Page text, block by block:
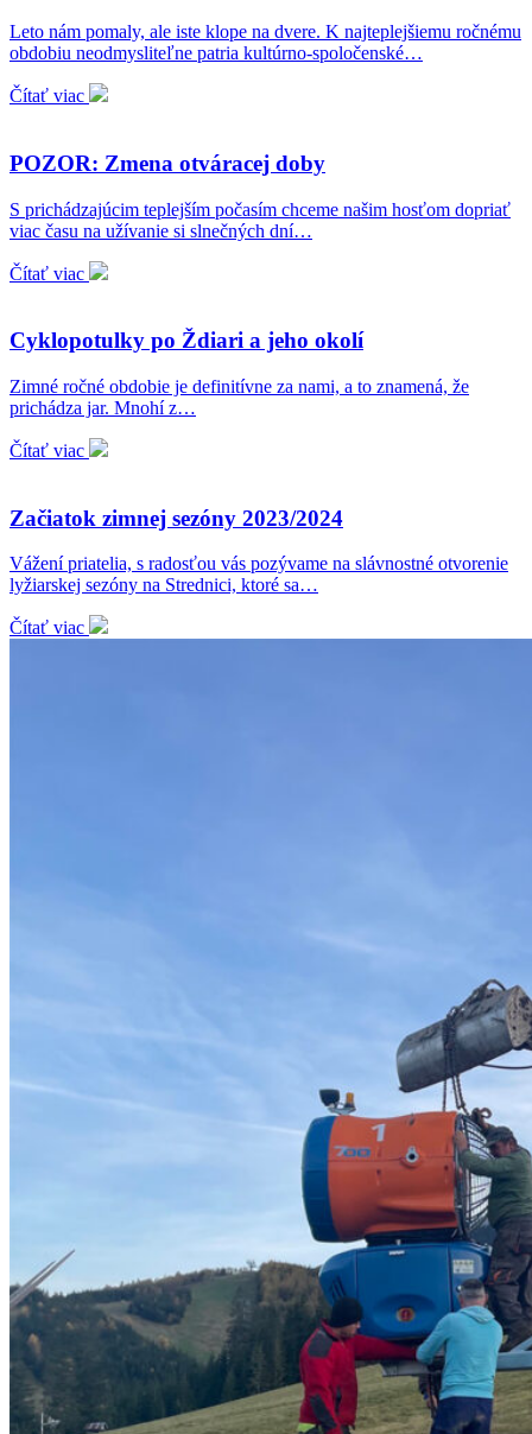
Leto nám pomaly, ale iste klope na dvere. K najteplejšiemu ročnému
obdobiu neodmysliteľne patria kultúrno-spoločenské…
Čítať viac
POZOR: Zmena otváracej doby
S prichádzajúcim teplejším počasím chceme našim hosťom dopriať
viac času na užívanie si slnečných dní…
Čítať viac
Cyklopotulky po Ždiari a jeho okolí
Zimné ročné obdobie je definitívne za nami, a to znamená, že
prichádza jar. Mnohí z…
Čítať viac
Začiatok zimnej sezóny 2023/2024
Vážení priatelia, s radosťou vás pozývame na slávnostné otvorenie
lyžiarskej sezóny na Strednici, ktoré sa…
Čítať viac